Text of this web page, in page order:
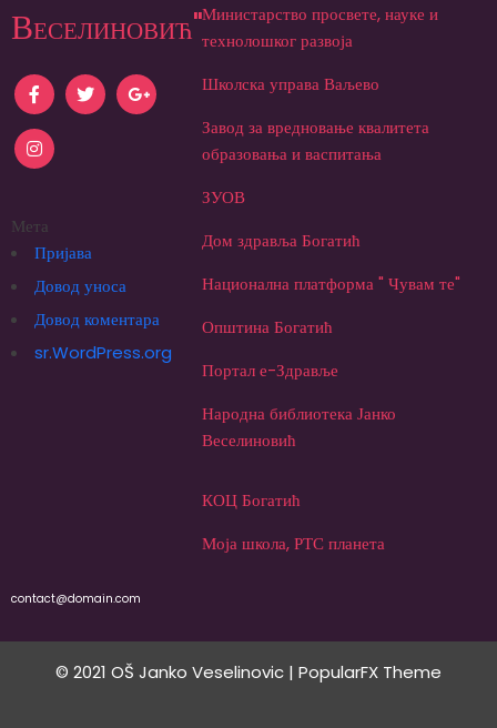
Веселиновић"
Мета
Пријава
Довод уноса
Довод коментара
sr.WordPress.org
Министарство просвете, науке и
технолошког развоја
Школска управа Ваљево
Завод за вредновање квалитета
образовања и васпитања
ЗУОВ
Дом здравља Богатић
Национална платформа " Чувам те"
Општина Богатић
Портал е-Здравље
Народна библиотека Јанко
Веселиновић
КОЦ Богатић
Моја школа, РТС планета
contact@domain.com
© 2021 OŠ Janko Veselinovic | PopularFX Theme